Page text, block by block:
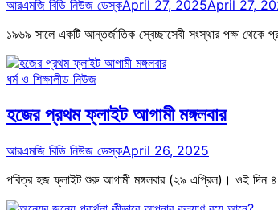
আরএমজি বিডি নিউজ ডেস্কApril 27, 2025April 27,
১৯৬৯ সালে একটি আন্তর্জাতিক স্বেচ্ছাসেবী সংস্থার পক্ষ
ধর্ম ও শিক্ষালীড নিউজ
হজের প্রথম ফ্লাইট আগামী মঙ্গলবার
আরএমজি বিডি নিউজ ডেস্কApril 26, 2025
পবিত্র হজ ফ্লাইট শুরু আগামী মঙ্গলবার (২৯ এপ্রিল)। ওই দিন